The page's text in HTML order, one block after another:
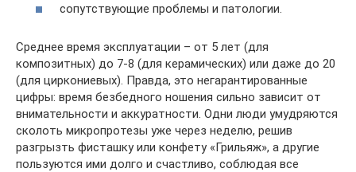
сопутствующие проблемы и патологии.
Среднее время эксплуатации – от 5 лет (для
композитных) до 7-8 (для керамических) или даже до 20
(для циркониевых). Правда, это негарантированные
цифры: время безбедного ношения сильно зависит от
внимательности и аккуратности. Одни люди умудряются
сколоть микропротезы уже через неделю, решив
разгрызть фисташку или конфету «Грильяж», а другие
пользуются ими долго и счастливо, соблюдая все